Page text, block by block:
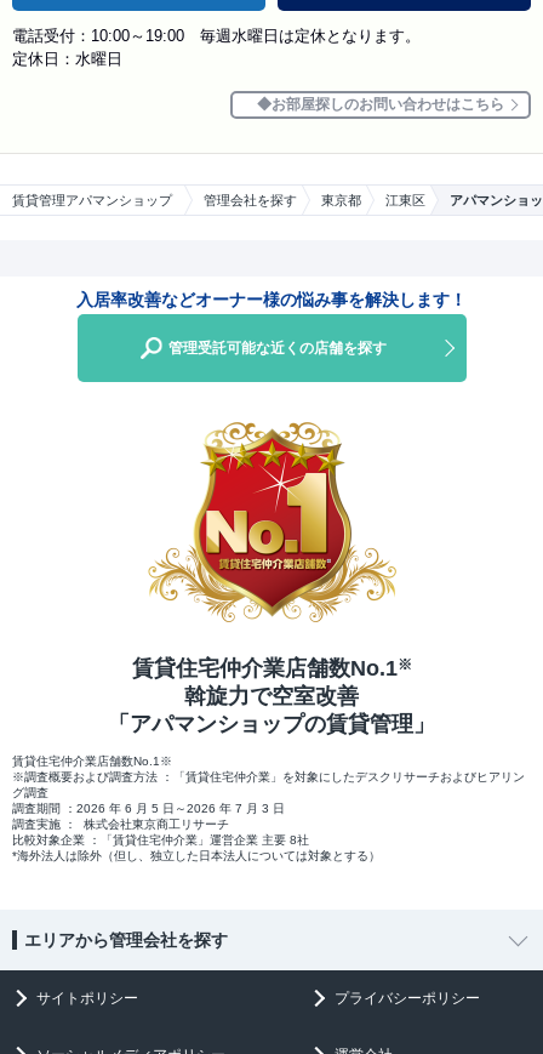
賃貸管理アパマンショップ 管理会社を探す 東京都 江東区 アパマンショ
電話受付：10:00～19:00 毎週水曜日は定休となります。
定休日：水曜日
お部屋探しのお問い合わせはこちら
入居率改善などオーナー様の悩み事を解決します！
管理受託可能な近くの店舗を探す
賃貸住宅仲介業店舗数No.1※
斡旋力で空室改善
「アパマンショップの賃貸管理」
賃貸住宅仲介業店舗数No.1※
※調査概要および調査方法 ：「賃貸住宅仲介業」を対象にしたデスクリサーチおよびヒアリン
グ調査
調査期間 ：2026 年 6 月 5 日～2026 年 7 月 3 日
調査実施 ： 株式会社東京商工リサーチ
比較対象企業 ：「賃貸住宅仲介業」運営企業 主要 8社
*海外法人は除外（但し、独立した日本法人については対象とする）
エリアから管理会社を探す
サイトポリシー プライバシーポリシー